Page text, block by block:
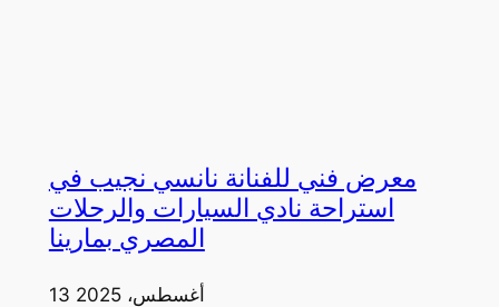
معرض فني للفنانة نانسي نجيب في
استراحة نادي السيارات والرحلات
المصري بمارينا
13 أغسطس، 2025